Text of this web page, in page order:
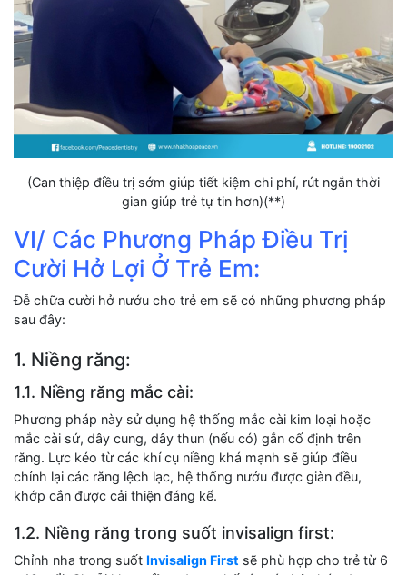
(Can thiệp điều trị sớm giúp tiết kiệm chi phí, rút ngắn thời
gian giúp trẻ tự tin hơn)(**)
VI/ Các Phương Pháp Điều Trị
Cười Hở Lợi Ở Trẻ Em:
Đễ chữa cười hở nướu cho trẻ em sẽ có những phương pháp
sau đây:
1. Niềng răng:
1.1. Niềng răng mắc cài:
Phương pháp này sử dụng hệ thống mắc cài kim loại hoặc
mắc cài sứ, dây cung, dây thun (nếu có) gắn cố định trên
răng. Lực kéo từ các khí cụ niềng khá mạnh sẽ giúp điều
chỉnh lại các răng lệch lạc, hệ thống nướu được giàn đều,
khớp cắn được cải thiện đáng kể.
1.2. Niềng răng trong suốt invisalign first:
Chỉnh nha trong suốt Invisalign First sẽ phù hợp cho trẻ từ 6